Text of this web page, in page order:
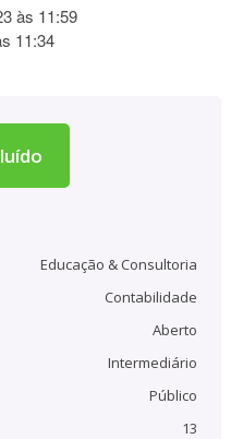
às 11:59
11:34
Educação & Consultoria
Contabilidade
Aberto
Intermediário
Público
13